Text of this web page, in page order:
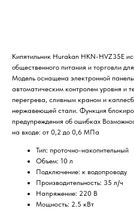
Кипятильник Hurakan HKN-HVZ35E
общественного питания и торговли
Модель оснащена электронной
автоматическим контролем уровня и
перегрева, сливным краном и
нержавеющей стали. Функция
предупреждения об ошибках
на входе: от 0,2 до 0,6 МПа
Тип: проточно-накопительный
Объем: 10 л
Подключение: к водопроводу
Производительность: 35 л/ч
Напряжение: 220 В
Мощность: 2.5 кВт